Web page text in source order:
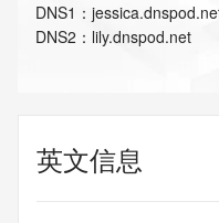
DNS1 ：
DNS2 ： lily.dnspod.net
英文信息